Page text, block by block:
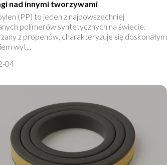
nad innymi tworzywami
(PP) to jeden z najpowszechniej
polimerów syntetycznych na świecie.
z propenów, charakteryzuje się doskonałym
wyt...
04